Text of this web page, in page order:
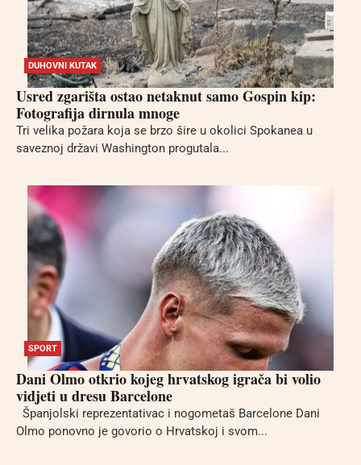
DUHOVNI KUTAK
Usred zgarišta ostao netaknut samo Gospin kip:
Fotografija dirnula mnoge
Tri velika požara koja se brzo šire u okolici Spokanea u
saveznoj državi Washington progutala...
SPORT
Dani Olmo otkrio kojeg hrvatskog igrača bi volio
vidjeti u dresu Barcelone
Španjolski reprezentativac i nogometaš Barcelone Dani
Olmo ponovno je govorio o Hrvatskoj i svom...